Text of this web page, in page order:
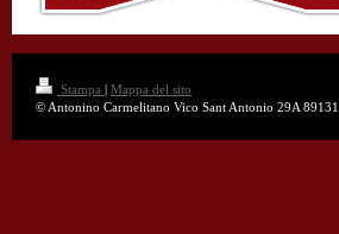
Stampa | Mappa del sito
© Antonino Carmelitano Vico Sant Antonio 29A